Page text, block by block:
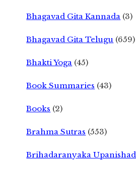
Bhagavad Gita Kannada (3)
Bhagavad Gita Telugu (659)
Bhakti Yoga (45)
Book Summaries (43)
Books (2)
Brahma Sutras (553)
Brihadaranyaka Upanishad